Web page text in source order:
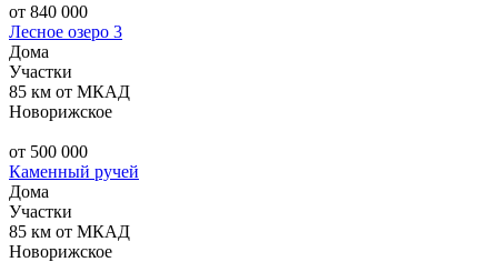
от 840 000
Лесное озеро 3
Дома
Участки
85 км от МКАД
Новорижское
от 500 000
Каменный ручей
Дома
Участки
85 км от МКАД
Новорижское